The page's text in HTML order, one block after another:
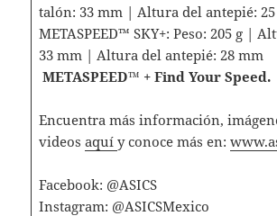
talón: 33 mm | Altura del antepié:
METASPEED™ SKY+: Peso: 205 g |
33 mm | Altura del antepié: 28 mm
METASPEED™ + Find Your Speed.
Encuentra más información,
videos aquí y conoce más en:
Facebook: @ASICS
Instagram: @ASICSMexico